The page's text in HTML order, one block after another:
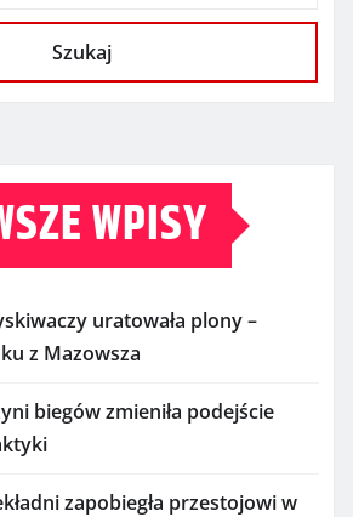
Szukaj
WPISY
uratowała plony –
z Mazowsza
biegów zmieniła podejście
zapobiegła przestojowi w